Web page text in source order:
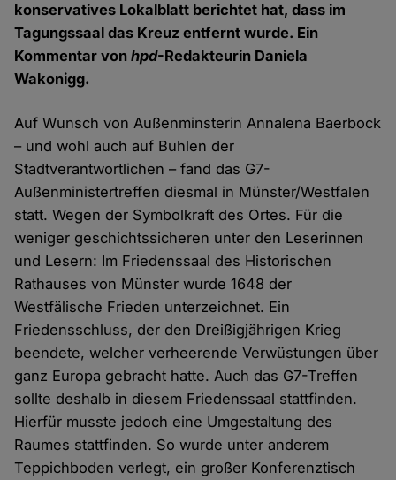
konservatives Lokalblatt berichtet hat, dass im
Tagungssaal das Kreuz entfernt wurde. Ein
Kommentar vonhpd-Redakteurin Daniela
Wakonigg.
Auf Wunsch von Außenminsterin Annalena Baerbock
– und wohl auch auf Buhlen der
Stadtverantwortlichen – fand das G7-
Außenministertreffen diesmal in Münster/Westfalen
statt. Wegen der Symbolkraft des Ortes. Für die
weniger geschichtssicheren unter den Leserinnen
und Lesern: Im Friedenssaal des Historischen
Rathauses von Münster wurde 1648 der
Westfälische Frieden unterzeichnet. Ein
Friedensschluss, der den Dreißigjährigen Krieg
beendete, welcher verheerende Verwüstungen über
ganz Europa gebracht hatte. Auch das G7-Treffen
sollte deshalb in diesem Friedenssaal stattfinden.
Hierfür musste jedoch eine Umgestaltung des
Raumes stattfinden. So wurde unter anderem
Teppichboden verlegt, ein großer Konferenztisch